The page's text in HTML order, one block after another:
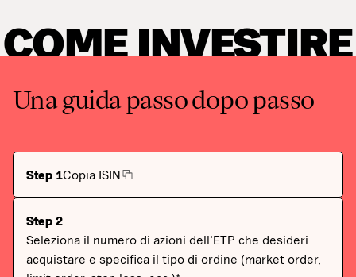
COME INVESTIRE
Una guida passo dopo passo
Step 1Copia ISIN
Step 2
Seleziona il numero di azioni dell'ETP che desideri
acquistare e specifica il tipo di ordine (market order,